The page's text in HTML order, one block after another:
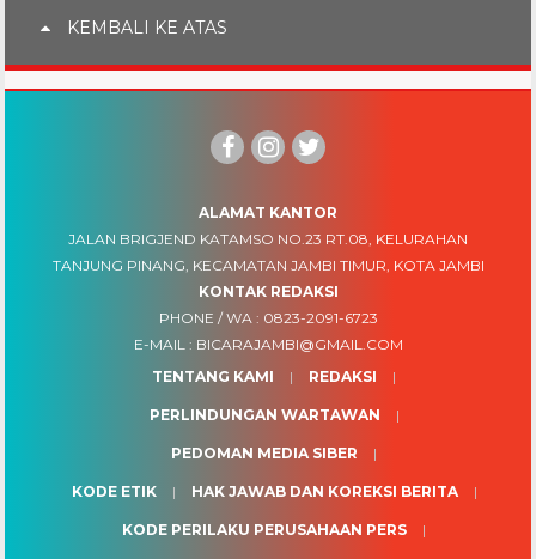
KEMBALI KE ATAS
ALAMAT KANTOR
JALAN BRIGJEND KATAMSO NO.23 RT.08, KELURAHAN
TANJUNG PINANG, KECAMATAN JAMBI TIMUR, KOTA JAMBI
KONTAK REDAKSI
PHONE / WA : 0823-2091-6723
E-MAIL : BICARAJAMBI@GMAIL.COM
TENTANG KAMI
REDAKSI
PERLINDUNGAN WARTAWAN
PEDOMAN MEDIA SIBER
KODE ETIK HAK JAWAB DAN KOREKSI BERITA
KODE PERILAKU PERUSAHAAN PERS